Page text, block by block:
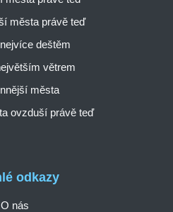
odkazy
O nás
města právě teď
deštěm
větrem
města
ovzduší právě teď